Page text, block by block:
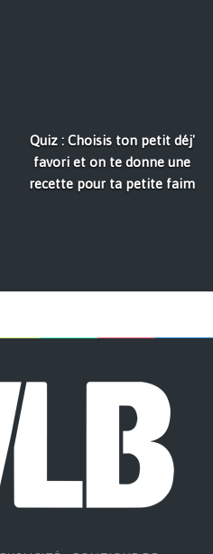
Quiz : Choisis ton petit déj'
favori et on te donne une
recette pour ta petite faim